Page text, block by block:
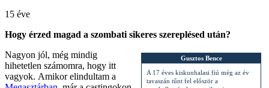
15 éve
Hogy érzed magad a szombati sikeres szereplésed után?
Gusztos Bence
A 17 éves kiskunhalasi fiú még az év
tavaszán tűnt fel először a
Nagyon jól, még mindig
hihetetlen számomra, hogy itt
vagyok. Amikor elindultam a